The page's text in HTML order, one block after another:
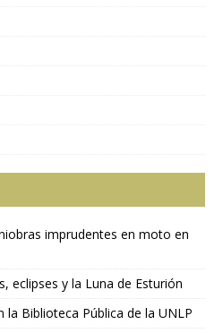
imprudentes en moto en
eclipses y la Luna de Esturión
Biblioteca Pública de la UNLP